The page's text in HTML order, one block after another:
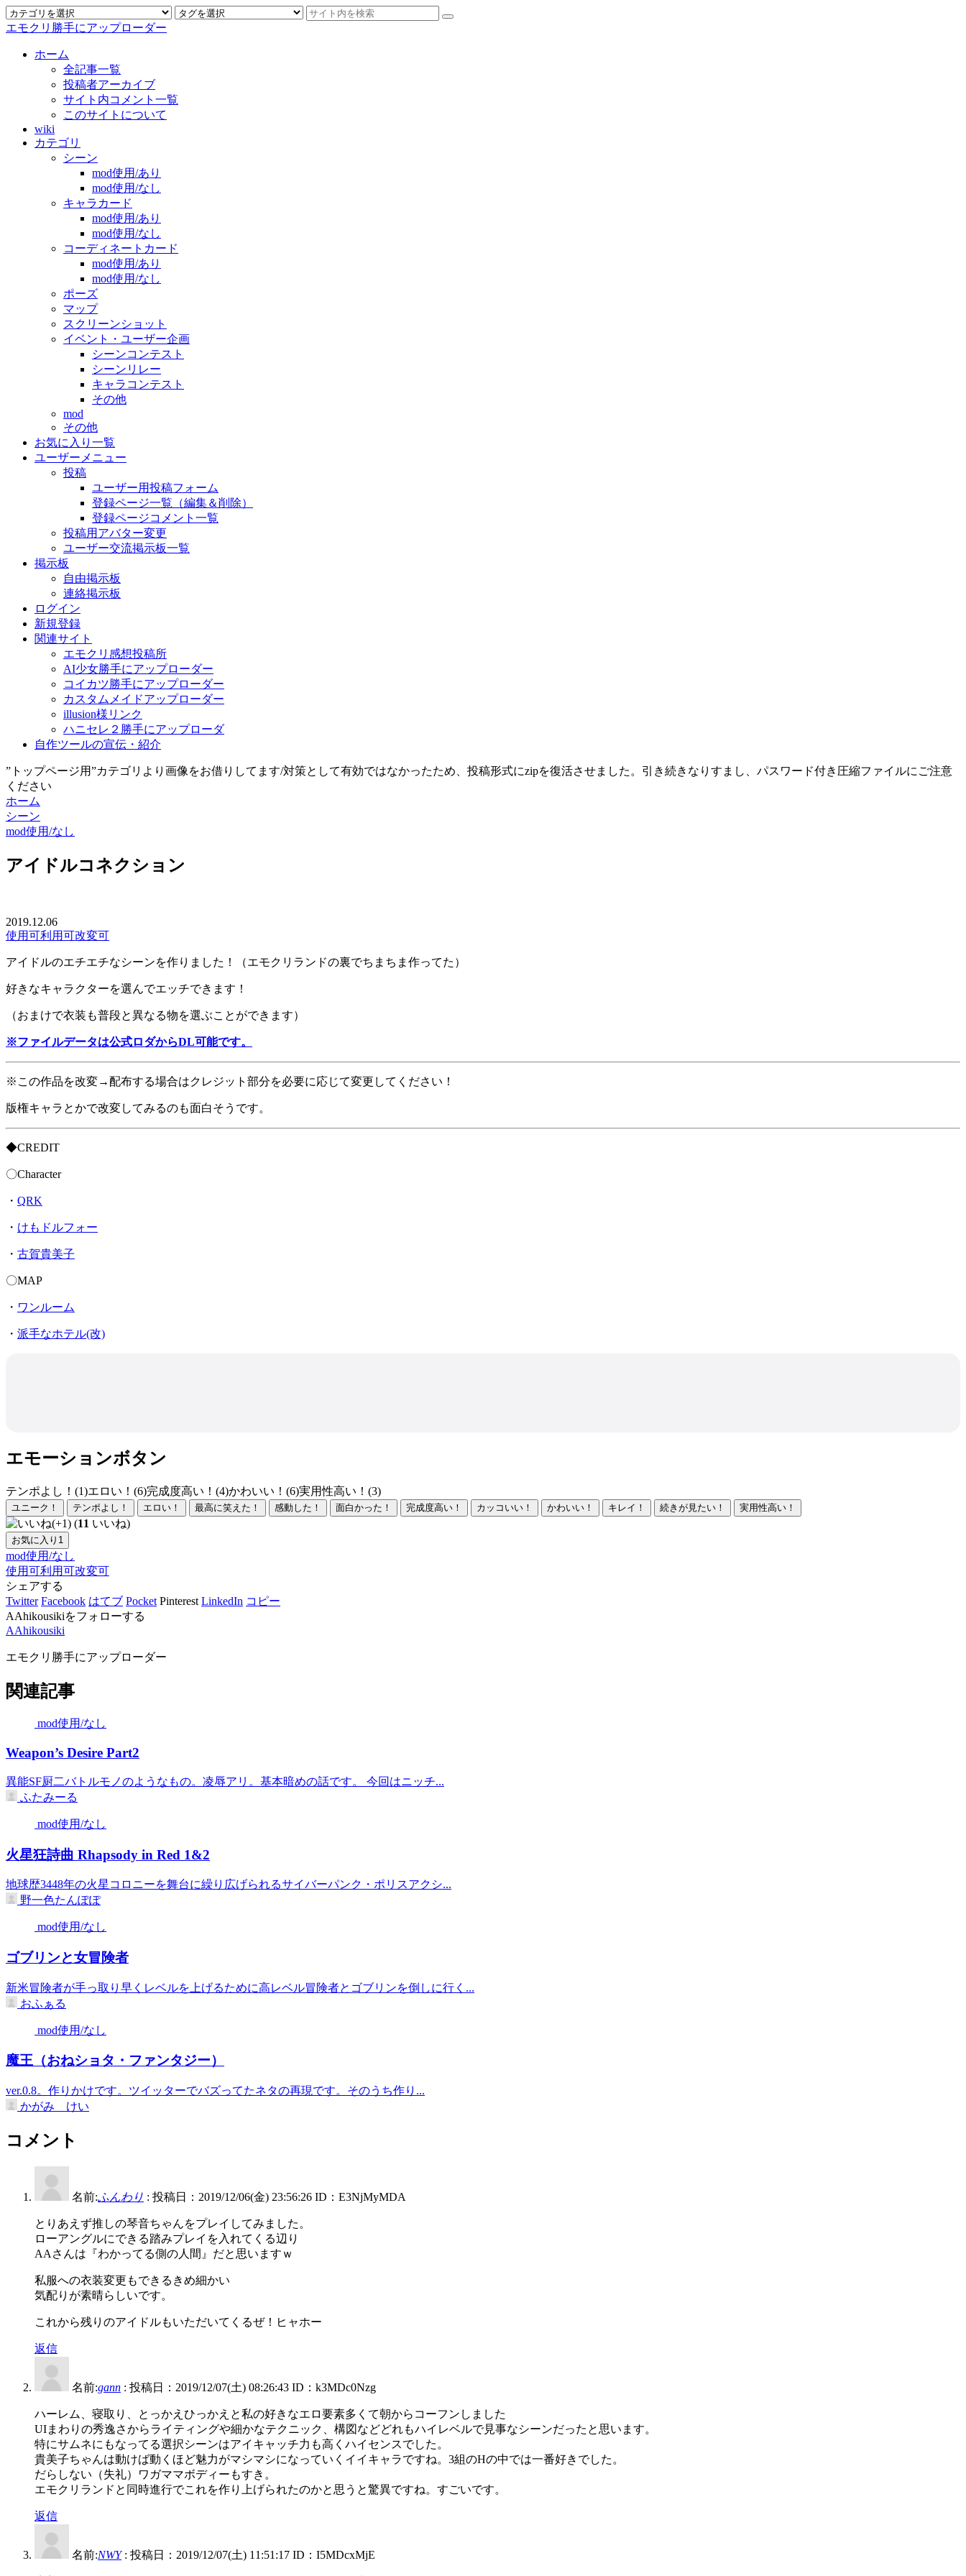
エモクリ勝手にアップローダー
ホーム
全記事一覧
投稿者アーカイブ
サイト内コメント一覧
このサイトについて
wiki
カテゴリ
シーン
mod使用/あり
mod使用/なし
キャラカード
mod使用/あり
mod使用/なし
コーディネートカード
mod使用/あり
mod使用/なし
ポーズ
マップ
スクリーンショット
イベント・ユーザー企画
シーンコンテスト
シーンリレー
キャラコンテスト
その他
mod
その他
お気に入り一覧
ユーザーメニュー
投稿
ユーザー用投稿フォーム
登録ページ一覧（編集＆削除）
登録ページコメント一覧
投稿用アバター変更
ユーザー交流掲示板一覧
掲示板
自由掲示板
連絡掲示板
ログイン
新規登録
関連サイト
エモクリ感想投稿所
AI少女勝手にアップローダー
コイカツ勝手にアップローダー
カスタムメイドアップローダー
illusion様リンク
ハニセレ２勝手にアップローダ
自作ツールの宣伝・紹介
”トップページ用”カテゴリより画像をお借りしてます/対策として有効ではなかったため、投稿形式にzipを復活させました。引き続きなりすまし、パスワード付き圧縮ファイルにご注意
ください
ホーム
シーン
mod使用/なし
アイドルコネクション
2019.12.06
使用可利用可改変可
アイドルのエチエチなシーンを作りました！（エモクリランドの裏でちまちま作ってた）
好きなキャラクターを選んでエッチできます！
（おまけで衣装も普段と異なる物を選ぶことができます）
※ファイルデータは公式ロダからDL可能です。
※この作品を改変→配布する場合はクレジット部分を必要に応じて変更してください！
版権キャラとかで改変してみるのも面白そうです。
◆CREDIT
〇Character
・ QRK
・ けもドルフォー
・ 古賀貴美子
〇MAP
・ ワンルーム
・ 派手なホテル(改)
エモーションボタン
テンポよし！(1)エロい！(6)完成度高い！(4)かわいい！(6)実用性高い！(3)
ユニーク！ テンポよし！ エロい！ 最高に笑えた！ 感動した！ 面白かった！ 完成度高い！ カッコいい！ かわいい！ キレイ！ 続きが見たい！ 実用性高い！
(11 いいね)
お気に入り 1
mod使用/なし
使用可利用可改変可
シェアする
Twitter Facebook はてブ Pocket Pinterest LinkedIn コピー
AAhikousikiをフォローする
AAhikousiki
エモクリ勝手にアップローダー
関連記事
mod使用/なし
Weapon’s Desire Part2
異能SF厨二バトルモノのようなもの。凌辱アリ。基本暗めの話です。 今回はニッチ...
ふたみーる
mod使用/なし
火星狂詩曲 Rhapsody in Red 1&2
地球歴3448年の火星コロニーを舞台に繰り広げられるサイバーパンク・ポリスアクシ...
野一色たんぽぽ
mod使用/なし
ゴブリンと女冒険者
新米冒険者が手っ取り早くレベルを上げるために高レベル冒険者とゴブリンを倒しに行く...
おふぁる
mod使用/なし
魔王（おねショタ・ファンタジー）
ver.0.8。作りかけです。ツイッターでバズってたネタの再現です。そのうち作り...
かがみ けい
コメント
名前:ふんわり : 投稿日：2019/12/06(金) 23:56:26 ID：E3NjMyMDA
とりあえず推しの琴音ちゃんをプレイしてみました。
ローアングルにできる踏みプレイを入れてくる辺り
AAさんは『わかってる側の人間』だと思いますｗ
私服への衣装変更もできるきめ細かい
気配りが素晴らしいです。
これから残りのアイドルもいただいてくるぜ！ヒャホー
返信
名前:gann : 投稿日：2019/12/07(土) 08:26:43 ID：k3MDc0Nzg
ハーレム、寝取り、とっかえひっかえと私の好きなエロ要素多くて朝からコーフンしました
UIまわりの秀逸さからライティングや細かなテクニック、構図などどれもハイレベルで見事なシーンだったと思います。
特にサムネにもなってる選択シーンはアイキャッチ力も高くハイセンスでした。
貴美子ちゃんは動けば動くほど魅力がマシマシになっていくイイキャラですね。3組のHの中では一番好きでした。
だらしない（失礼）ワガママボディーもすき。
エモクリランドと同時進行でこれを作り上げられたのかと思うと驚異ですね。すごいです。
返信
名前:NWY: 投稿日：2019/12/07(土) 11:51:17 ID：I5MDcxMjE